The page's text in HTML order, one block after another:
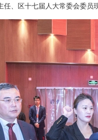
任、区十七届人大常委会委员